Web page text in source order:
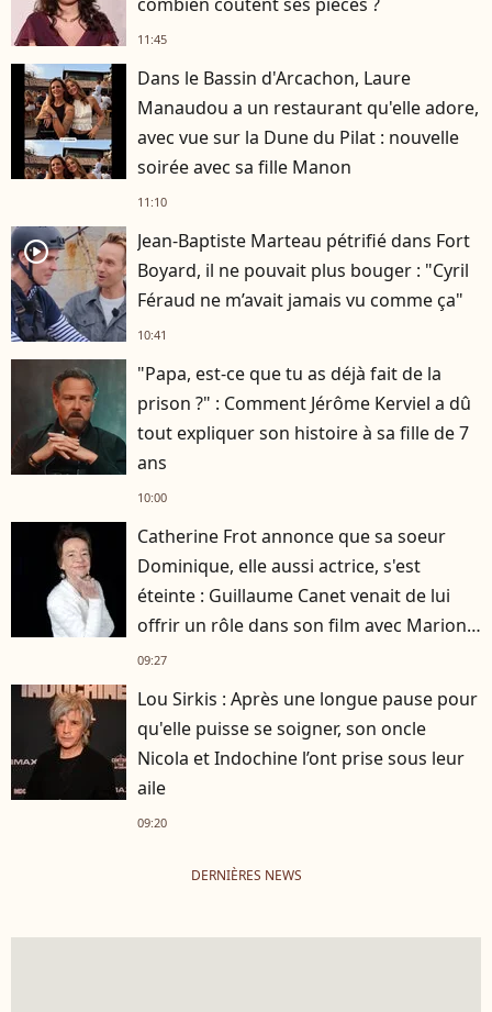
11:45
Dans le Bassin d'Arcachon, Laure
Manaudou a un restaurant qu'elle adore,
avec vue sur la Dune du Pilat : nouvelle
soirée avec sa fille Manon
11:10
player2
Jean-Baptiste Marteau pétrifié dans Fort
Boyard, il ne pouvait plus bouger : "Cyril
Féraud ne m’avait jamais vu comme ça"
10:41
"Papa, est-ce que tu as déjà fait de la
prison ?" : Comment Jérôme Kerviel a dû
tout expliquer son histoire à sa fille de 7
ans
10:00
Catherine Frot annonce que sa soeur
Dominique, elle aussi actrice, s'est
éteinte : Guillaume Canet venait de lui
offrir un rôle dans son film avec Marion
Cotillard
09:27
Lou Sirkis : Après une longue pause pour
qu'elle puisse se soigner, son oncle
Nicola et Indochine l’ont prise sous leur
aile
09:20
DERNIÈRES NEWS